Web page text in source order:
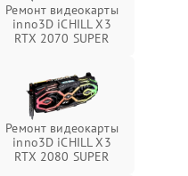
Ремонт видеокарты
inno3D iCHILL X3
RTX 2070 SUPER
Ремонт видеокарты
inno3D iCHILL X3
RTX 2080 SUPER